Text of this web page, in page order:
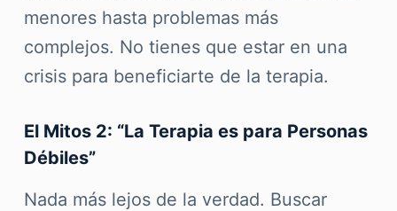
menores hasta problemas más
complejos. No tienes que estar en una
crisis para beneficiarte de la terapia.
El Mitos 2: “La Terapia es para Personas
Débiles”
Nada más lejos de la verdad. Buscar